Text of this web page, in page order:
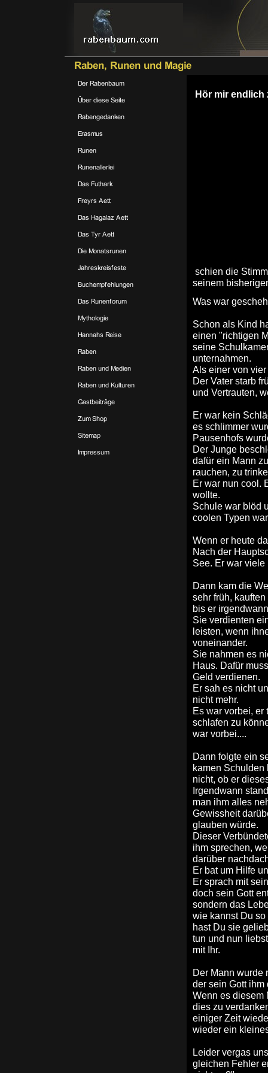
Hör mir endlich
schien die
seinem
Was war
Schon als Kind
einen "richtigen
seine
unternahmen.
Als einer von
Der Vater starb
und Vertrauten,
Er war kein
es schlimmer
Pausenhofs
Der Junge
dafür ein Mann
rauchen, zu
Er war nun cool.
wollte.
Schule war blöd
coolen Typen
Wenn er heute
Nach der
See. Er war
Dann kam die
sehr früh,
bis er
Sie verdienten
leisten, wenn
voneinander.
Sie nahmen es
Haus. Dafür
Geld verdienen.
Er sah es nicht
nicht mehr.
Es war vorbei, er
schlafen zu
war vorbei....
Dann folgte ein
kamen Schulden
nicht, ob er
Irgendwann
man ihm alles
Gewissheit
glauben würde.
Dieser
ihm sprechen,
darüber
Er bat um Hilfe
Er sprach mit
doch sein Gott
sondern das
wie kannst Du
hast Du sie
tun und nun
mit Ihr.
Der Mann wurde
der sein Gott
Wenn es diesem
dies zu
einiger Zeit
wieder ein
Leider vergas
gleichen Fehler